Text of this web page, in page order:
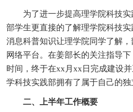
为了进一步提高理学院科技
部学生更直接的了解理学院科技
消息科普知识让理学院同学了解
网络平台。在姜部长的关注指导
时间，终于在xx月xx日完成建设
学科技实践部拥有了属于自己的独
二、上半年工作概要